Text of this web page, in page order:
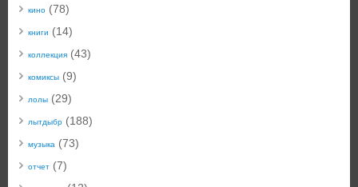
кино (78)
книги (14)
коллекция (43)
комиксы (9)
лолы (29)
лытдыбр (188)
музыка (73)
отчет (7)